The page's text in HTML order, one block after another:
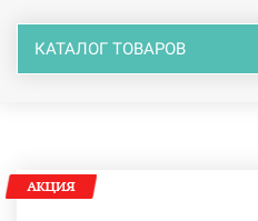
КАТАЛОГ ТОВАРОВ